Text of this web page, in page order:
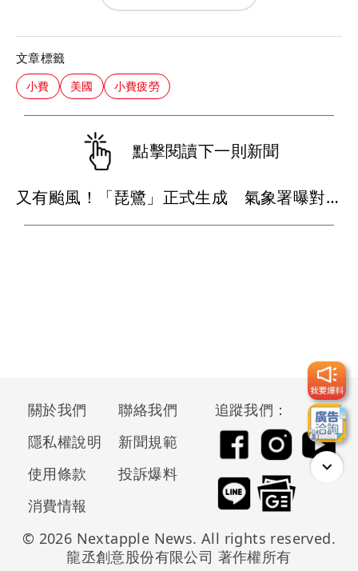
文章標籤
小費 美國 小費疲勞
點擊閱讀下一則新聞
又有颱風！「琵鷺」正式生成 氣象署曝對台影響
關於我們
聯絡我們
隱私權說明
新聞規範
使用條款
投訴爆料
消費情報
追蹤我們：
© 2026 Nextapple News. All rights reserved.
龍丞創意股份有限公司 著作權所有